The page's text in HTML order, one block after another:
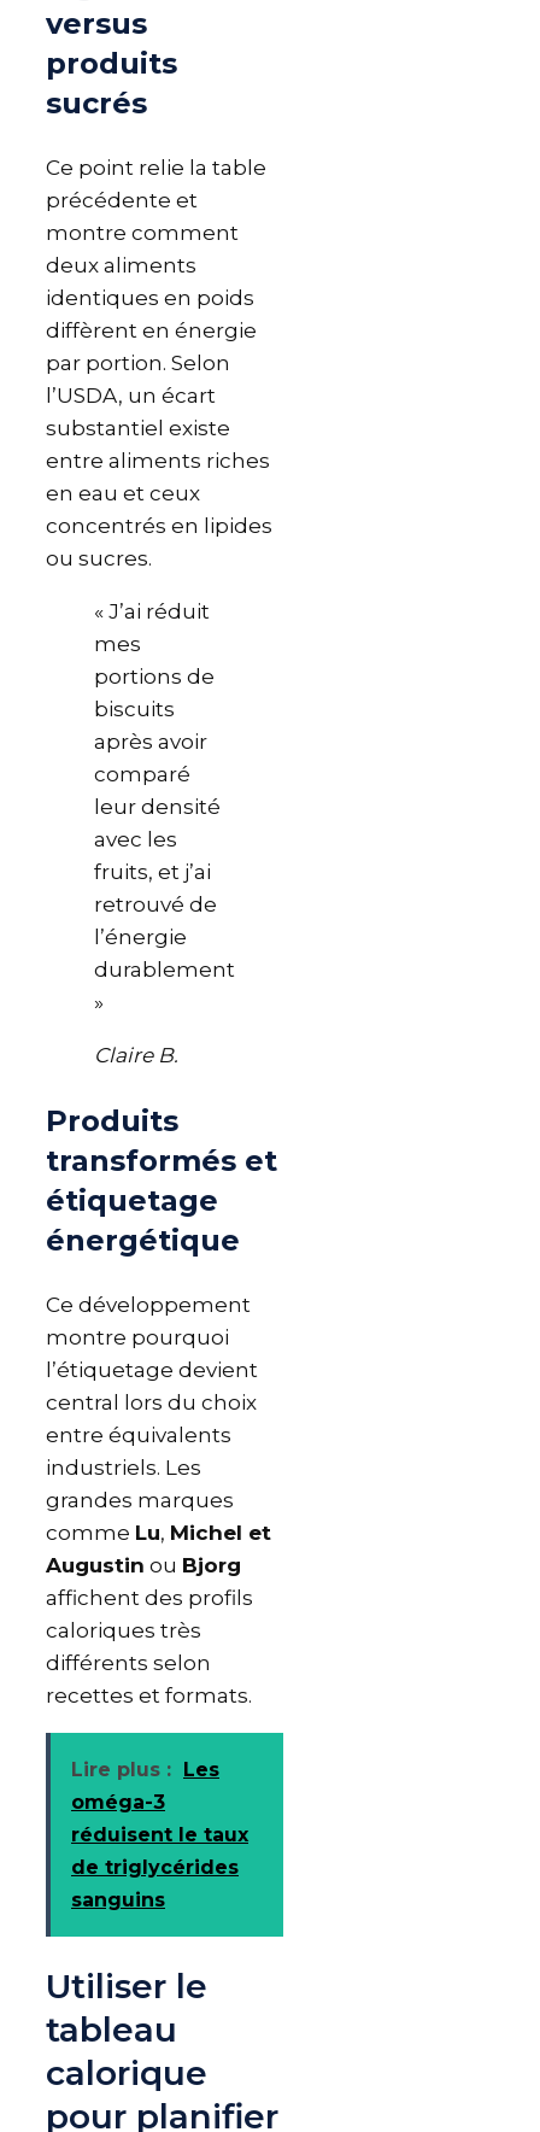
versus
produits
sucrés
Ce point relie la table
précédente et
montre comment
deux aliments
identiques en poids
diffèrent en énergie
par portion. Selon
l’USDA, un écart
substantiel existe
entre aliments riches
en eau et ceux
concentrés en lipides
ou sucres.
« J’ai réduit
mes
portions de
biscuits
après avoir
comparé
leur densité
avec les
fruits, et j’ai
retrouvé de
l’énergie
durablement
»
Claire B.
Produits
transformés et
étiquetage
énergétique
Ce développement
montre pourquoi
l’étiquetage devient
central lors du choix
entre équivalents
industriels. Les
grandes marques
comme Lu, Michel et
Augustin ou Bjorg
affichent des profils
caloriques très
différents selon
recettes et formats.
Lire plus :
Les
oméga-3
réduisent le taux
de triglycérides
sanguins
Utiliser le
tableau
calorique
pour planifier